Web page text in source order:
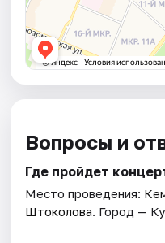
Вопросы и
Где пройдет
Место проведения:
Штоколова. Город —